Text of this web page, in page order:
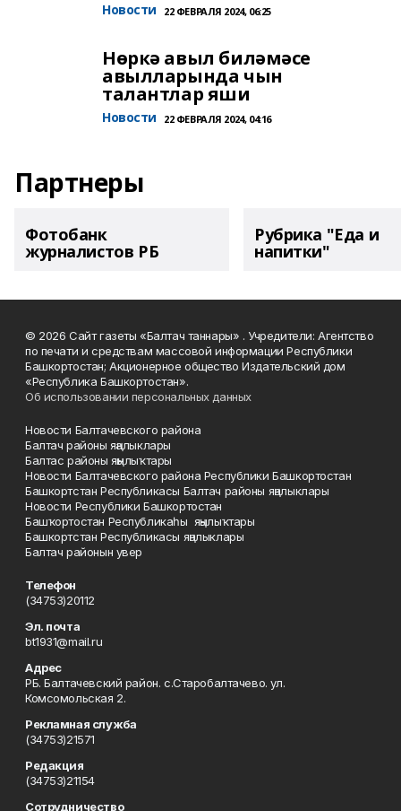
Новости 22 ФЕВРАЛЯ 2024, 06:25
Нөркә авыл биләмәсе
авылларында чын
талантлар яши
Новости 22 ФЕВРАЛЯ 2024, 04:16
Партнеры
Фотобанк
журналистов РБ
Рубрика "Еда и
напитки"
© 2026 Сайт газеты «Балтач таннары» . Учредители: Агентство
по печати и средствам массовой информации Республики
Башкортостан; Акционерное общество Издательский дом
«Республика Башкортостан».
Об использовании персональных данных
Новости Балтачевского района
Балтач районы яңалыклары
Балтас районы яңылыҡтары
Новости Балтачевского района Республики Башкортостан
Башкортстан Республикасы Балтач районы яңалыклары
Новости Республики Башкортостан
Башҡортостан Республикаһы яңылыҡтары
Башкортстан Республикасы яңалыклары
Балтач районын увер
Телефон
(34753)20112
Эл. почта
bt1931@mail.ru
Адрес
РБ. Балтачевский район. с.Старобалтачево. ул.
Комсомольская 2.
Рекламная служба
(34753)21571
Редакция
(34753)21154
Сотрудничество